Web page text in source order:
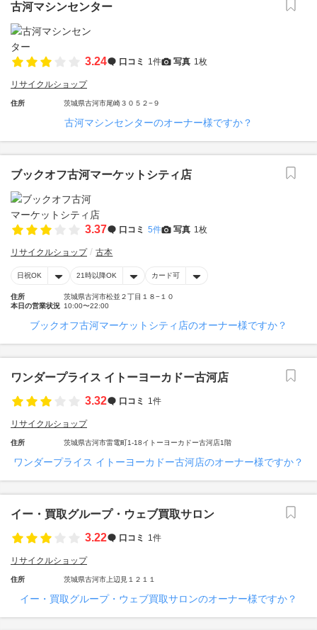
古河マシンセンター
3.24 口コミ 1件 写真 1枚
リサイクルショップ
住所 茨城県古河市尾崎３０５２−９
古河マシンセンターのオーナー様ですか？
ブックオフ古河マーケットシティ店
3.37 口コミ 5件 写真 1枚
リサイクルショップ 古本
日祝OK 21時以降OK カード可
住所
茨城県古河市松並２丁目１８−１０
本日の営業状況 10:00〜22:00
ブックオフ古河マーケットシティ店のオーナー様ですか？
ワンダープライス イトーヨーカドー古河店
3.32
口コミ 1件
リサイクルショップ
住所 茨城県古河市雷電町1-18イトーヨーカドー古河店1階
ワンダープライス イトーヨーカドー古河店のオーナー様ですか？
イー・買取グループ・ウェブ買取サロン
3.22
口コミ 1件
リサイクルショップ
住所 茨城県古河市上辺見１２１１
イー・買取グループ・ウェブ買取サロンのオーナー様ですか？